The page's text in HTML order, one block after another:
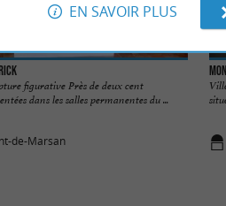
figurative Près de deux cent
dans les salles permanentes du ...
de-Marsan
EN SAVOIR PLUS